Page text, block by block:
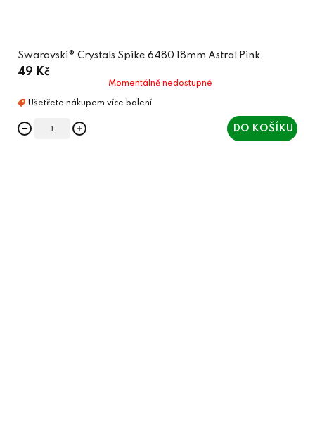
Swarovski® Crystals Spike 6480 18mm Astral Pink
49 Kč
Momentálně nedostupné
DO KOŠÍKU